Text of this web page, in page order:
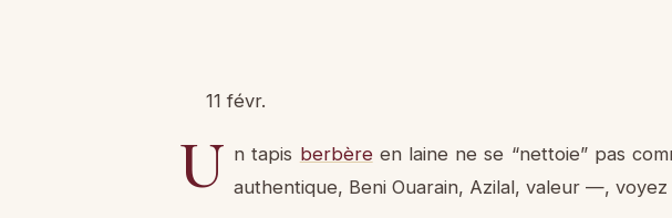
11 févr.
U n tapis berbèreen laine ne se “nettoie” pas
authentique, Beni Ouarain, Azilal, valeur —,